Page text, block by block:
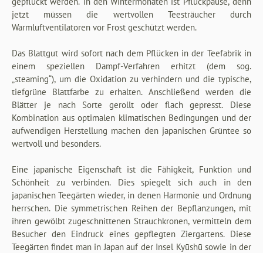
jetzt müssen die wertvollen Teesträucher durch
Warmluftventilatoren vor Frost geschützt werden.
Das Blattgut wird sofort nach dem Pflücken in der Teefabrik in
einem speziellen Dampf-Verfahren erhitzt (dem sog.
„steaming“), um die Oxidation zu verhindern und die typische,
tiefgrüne Blattfarbe zu erhalten. Anschließend werden die
Blätter je nach Sorte gerollt oder flach gepresst. Diese
Kombination aus optimalen klimatischen Bedingungen und der
aufwendigen Herstellung machen den japanischen Grüntee so
wertvoll und besonders.
Eine japanische Eigenschaft ist die Fähigkeit, Funktion und
Schönheit zu verbinden. Dies spiegelt sich auch in den
japanischen Teegärten wieder, in denen Harmonie und Ordnung
herrschen. Die symmetrischen Reihen der Bepflanzungen, mit
ihren gewölbt zugeschnittenen Strauchkronen, vermitteln dem
Besucher den Eindruck eines gepflegten Ziergartens. Diese
Teegärten findet man in Japan auf der Insel Kyūshū sowie in der